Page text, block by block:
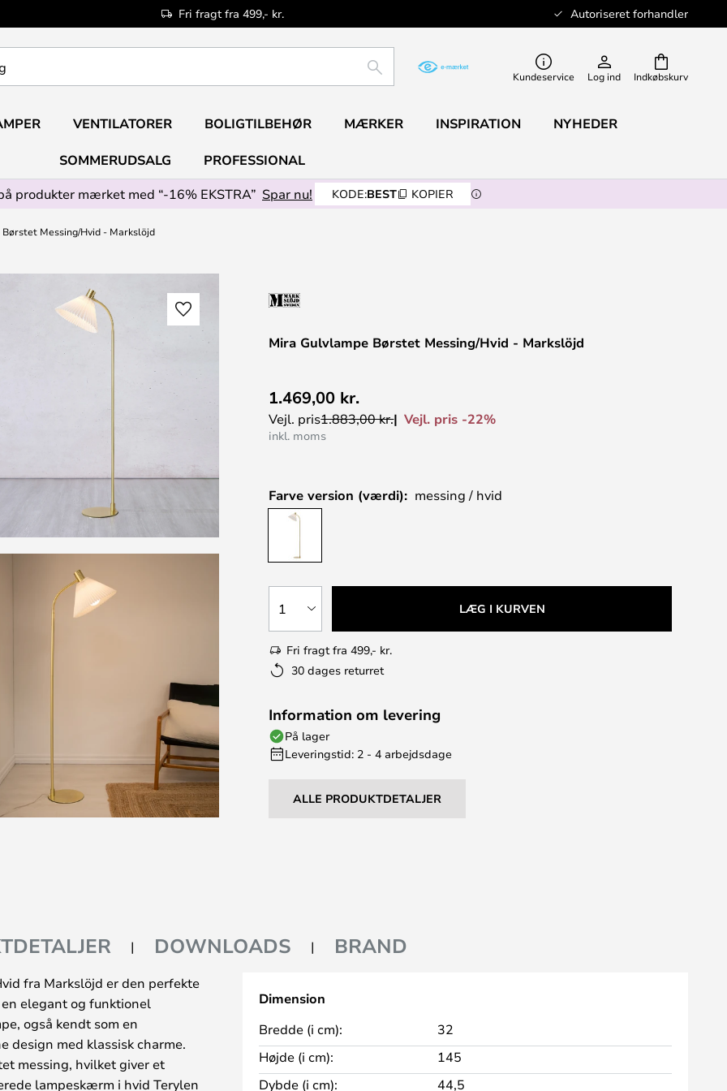
Fri fragt fra 499,- kr. Autoriseret forhandler
Indkøbskurv
SØG Kundeservice Log ind
VENTILATORER BOLIGTILBEHØR MÆRKER INSPIRATION NYHEDER
SOMMERUDSALG
PROFESSIONAL
produkter mærket med “-16% EKSTRA” Spar nu! KODE:BEST KOPIER
Messing/Hvid - Markslöjd
Mira Gulvlampe Børstet Messing/Hvid - Markslöjd
1.469,00 kr.
Vejl. pris1.883,00 kr. Vejl. pris -22%
inkl. moms
Farve version (værdi): messing / hvid
1 LÆG I KURVEN
Fri fragt fra 499,- kr.
30 dages returret
Information om levering
På lager
Leveringstid: 2 - 4 arbejdsdage
ALLE PRODUKTDETALJER
DOWNLOADS BRAND
fra Markslöjd er den perfekte
elegant og funktionel
også kendt som en
design med klassisk charme.
messing, hvilket giver et
lampeskærm i hvid Terylen
Dimension
Bredde (i cm):
32
Højde (i cm):
145
Dybde (i cm):
44,5